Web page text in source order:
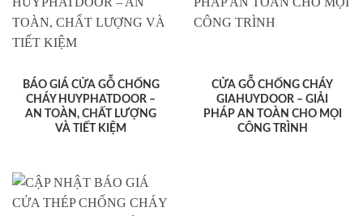
BÁO GIÁ CỬA GỖ CHỐNG
CHÁY HUYPHATDOOR –
AN TOÀN, CHẤT LƯỢNG
VÀ TIẾT KIỆM
CỬA GỖ CHỐNG CHÁY
GIAHUYDOOR – GIẢI
PHÁP AN TOÀN CHO MỌI
CÔNG TRÌNH